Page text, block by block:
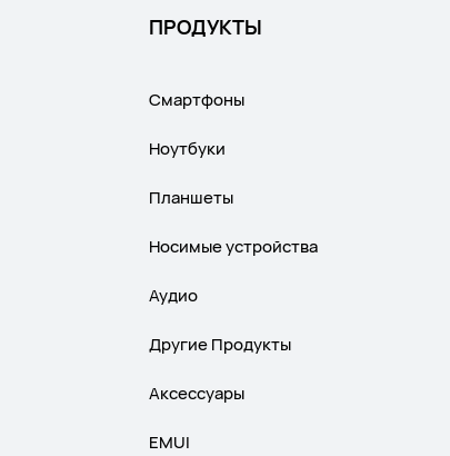
ПРОДУКТЫ
Смартфоны
Ноутбуки
Планшеты
Носимые устройства
Аудио
Другие Продукты
Аксессуары
EMUI